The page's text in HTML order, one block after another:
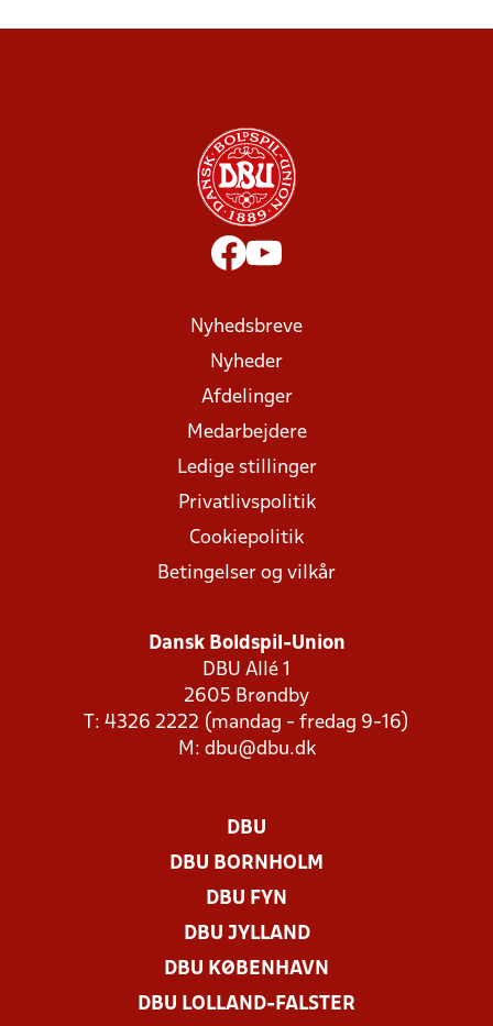
Nyhedsbreve
Nyheder
Afdelinger
Medarbejdere
Ledige stillinger
Privatlivspolitik
Cookiepolitik
Betingelser og vilkår
Dansk Boldspil-Union
DBU Allé 1
2605 Brøndby
T: 4326 2222 (mandag - fredag 9-16)
M: dbu@dbu.dk
DBU
DBU BORNHOLM
DBU FYN
DBU JYLLAND
DBU KØBENHAVN
DBU LOLLAND-FALSTER